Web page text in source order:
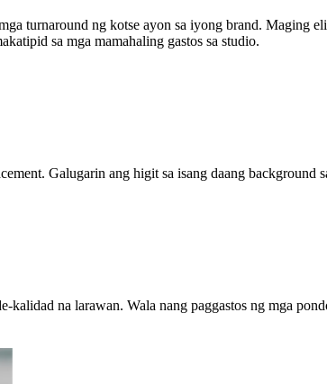
turnaround ng kotse ayon sa iyong brand. Maging
sa mga mamahaling gastos sa studio.
Galugarin ang higit sa isang daang background
na larawan. Wala nang paggastos ng mga